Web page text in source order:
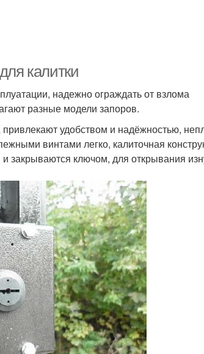
калитки
надежно ограждать от взлома
разные модели запоров.
удобством и надёжностью,
винтами легко, калиточная
закрываются ключом, для открывания